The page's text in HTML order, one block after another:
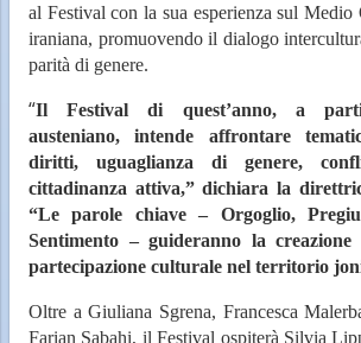
al Festival con la sua esperienza sul Medio
iraniana, promuovendo il dialogo
parità di genere.
“Il Festival di quest’anno, a
austeniano, intende affrontare
diritti, uguaglianza di genere,
cittadinanza attiva,” dichiara la
“Le parole chiave – Orgoglio,
Sentimento – guideranno la
partecipazione culturale nel territorio
Oltre a Giuliana Sgrena, Francesca
Farian Sabahi, il Festival ospiterà Silvia